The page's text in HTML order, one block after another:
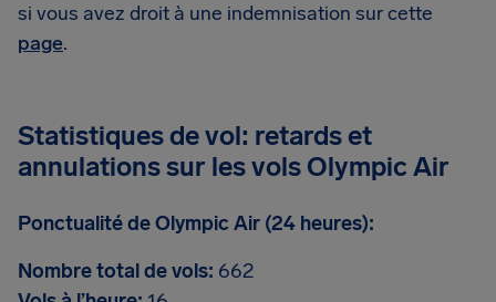
si vous avez droit à une indemnisation sur cette
page.
Statistiques de vol: retards et
annulations sur les vols Olympic Air
Ponctualité de Olympic Air (24 heures):
Nombre total de vols: 662